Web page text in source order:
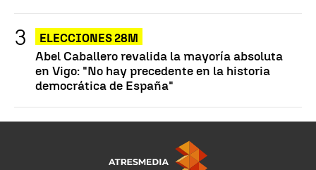
ELECCIONES 28M
Abel Caballero revalida la mayoría absoluta
en Vigo: "No hay precedente en la historia
democrática de España"